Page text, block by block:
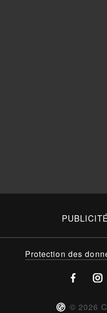
PUBLICITÉ
© 2026
Protection des